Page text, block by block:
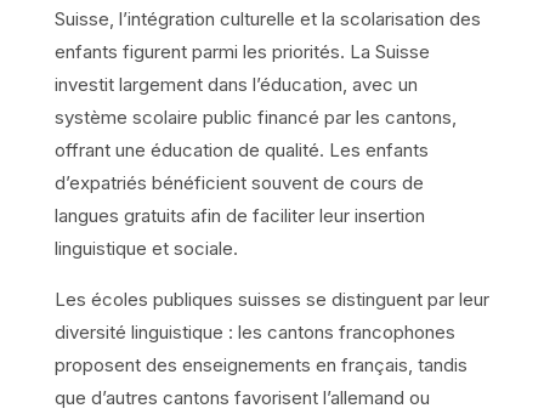
Suisse, l’intégration culturelle et la scolarisation des
enfants figurent parmi les priorités. La Suisse
investit largement dans l’éducation, avec un
système scolaire public financé par les cantons,
offrant une éducation de qualité. Les enfants
d’expatriés bénéficient souvent de cours de
langues gratuits afin de faciliter leur insertion
linguistique et sociale.
Les écoles publiques suisses se distinguent par leur
diversité linguistique : les cantons francophones
proposent des enseignements en français, tandis
que d’autres cantons favorisent l’allemand ou